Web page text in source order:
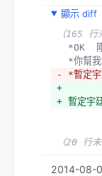
顯示 diff
（165 行
*OK
*你幫
- *暫定宇
+
+ 暫定宇
（20 行未
2014-08-